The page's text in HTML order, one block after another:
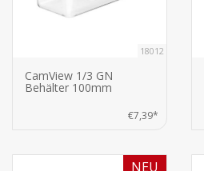
18012
CamView 1/3 GN
Behälter 100mm
€7,39*
NEU